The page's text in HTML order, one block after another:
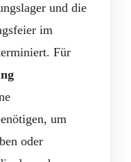
und die
im
Für
um
oder